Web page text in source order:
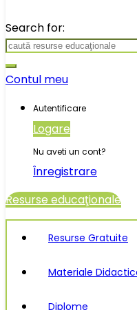
Search for:
Contul meu
Autentificare
Logare
Nu aveti un cont?
Înregistrare
Resurse educaţionale
Resurse Gratuite
Materiale
Diplome